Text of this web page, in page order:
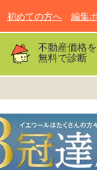
初めての方へ 編集
不動産価格を
無料で診断